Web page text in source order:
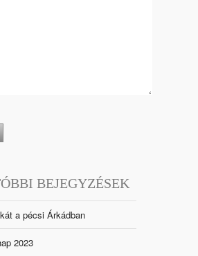
BEJEGYZÉSEK
a pécsi Árkádban
2023